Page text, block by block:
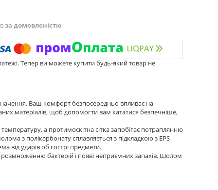
за домовленістю
Тепер ви можете купити будь-який товар не
Ваш комфорт безпосередньо впливає на
матеріалів, щоб допомогти вам кататися безпечніше,
а протимоскітна сітка запобігає потраплянню
з полікарбонату сплавляється з підкладкою з EPS
від ударів об гострі предмети.
бактерій і появі неприємних запахів. Шолом